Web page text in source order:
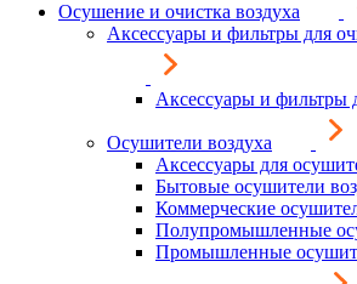
Осушение и очистка воздуха
Аксессуары и фильтры для
Аксессуары и фильтры
Осушители воздуха
Аксессуары для
Бытовые осушители
Коммерческие
Полупромышленные
Промышленные